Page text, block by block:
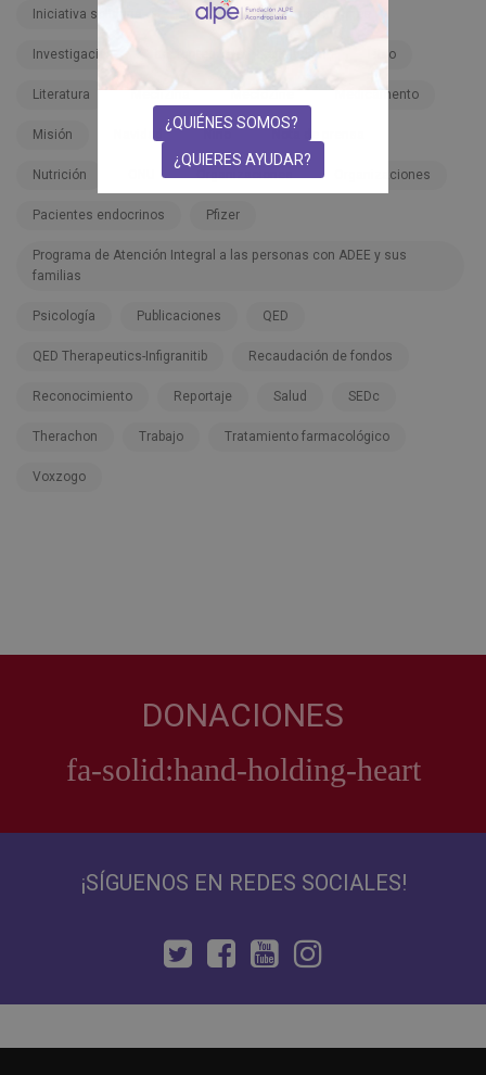
Iniciativa solidaria Inspiración Instituciones
Investigación Legislación Libro
Literatura Meclizina Meclozine Medicamento
Misión Nota de prensa
Nutrición Organizaciones Organizaciones
Pacientes endocrinos Pfizer
Programa de Atención Integral a las personas con ADEE y sus
familias
Psicología Publicaciones QED
QED Therapeutics-Infigranitib Recaudación de fondos
Reconocimiento Reportaje Salud SEDc
Therachon Trabajo Tratamiento farmacológico
Voxzogo
DONACIONES
¡SÍGUENOS EN REDES SOCIALES!
¿QUIÉNES SOMOS?
¿QUIERES AYUDAR?